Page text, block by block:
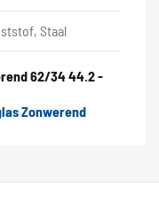
Staal
62/34 44.2 -
Zonwerend